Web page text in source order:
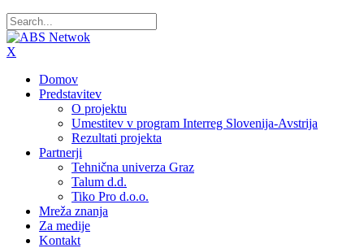
X
Domov
Predstavitev
O projektu
Umestitev v program Interreg Slovenija-Avstrija
Rezultati projekta
Partnerji
Tehnična univerza Graz
Talum d.d.
Tiko Pro d.o.o.
Mreža znanja
Za medije
Kontakt